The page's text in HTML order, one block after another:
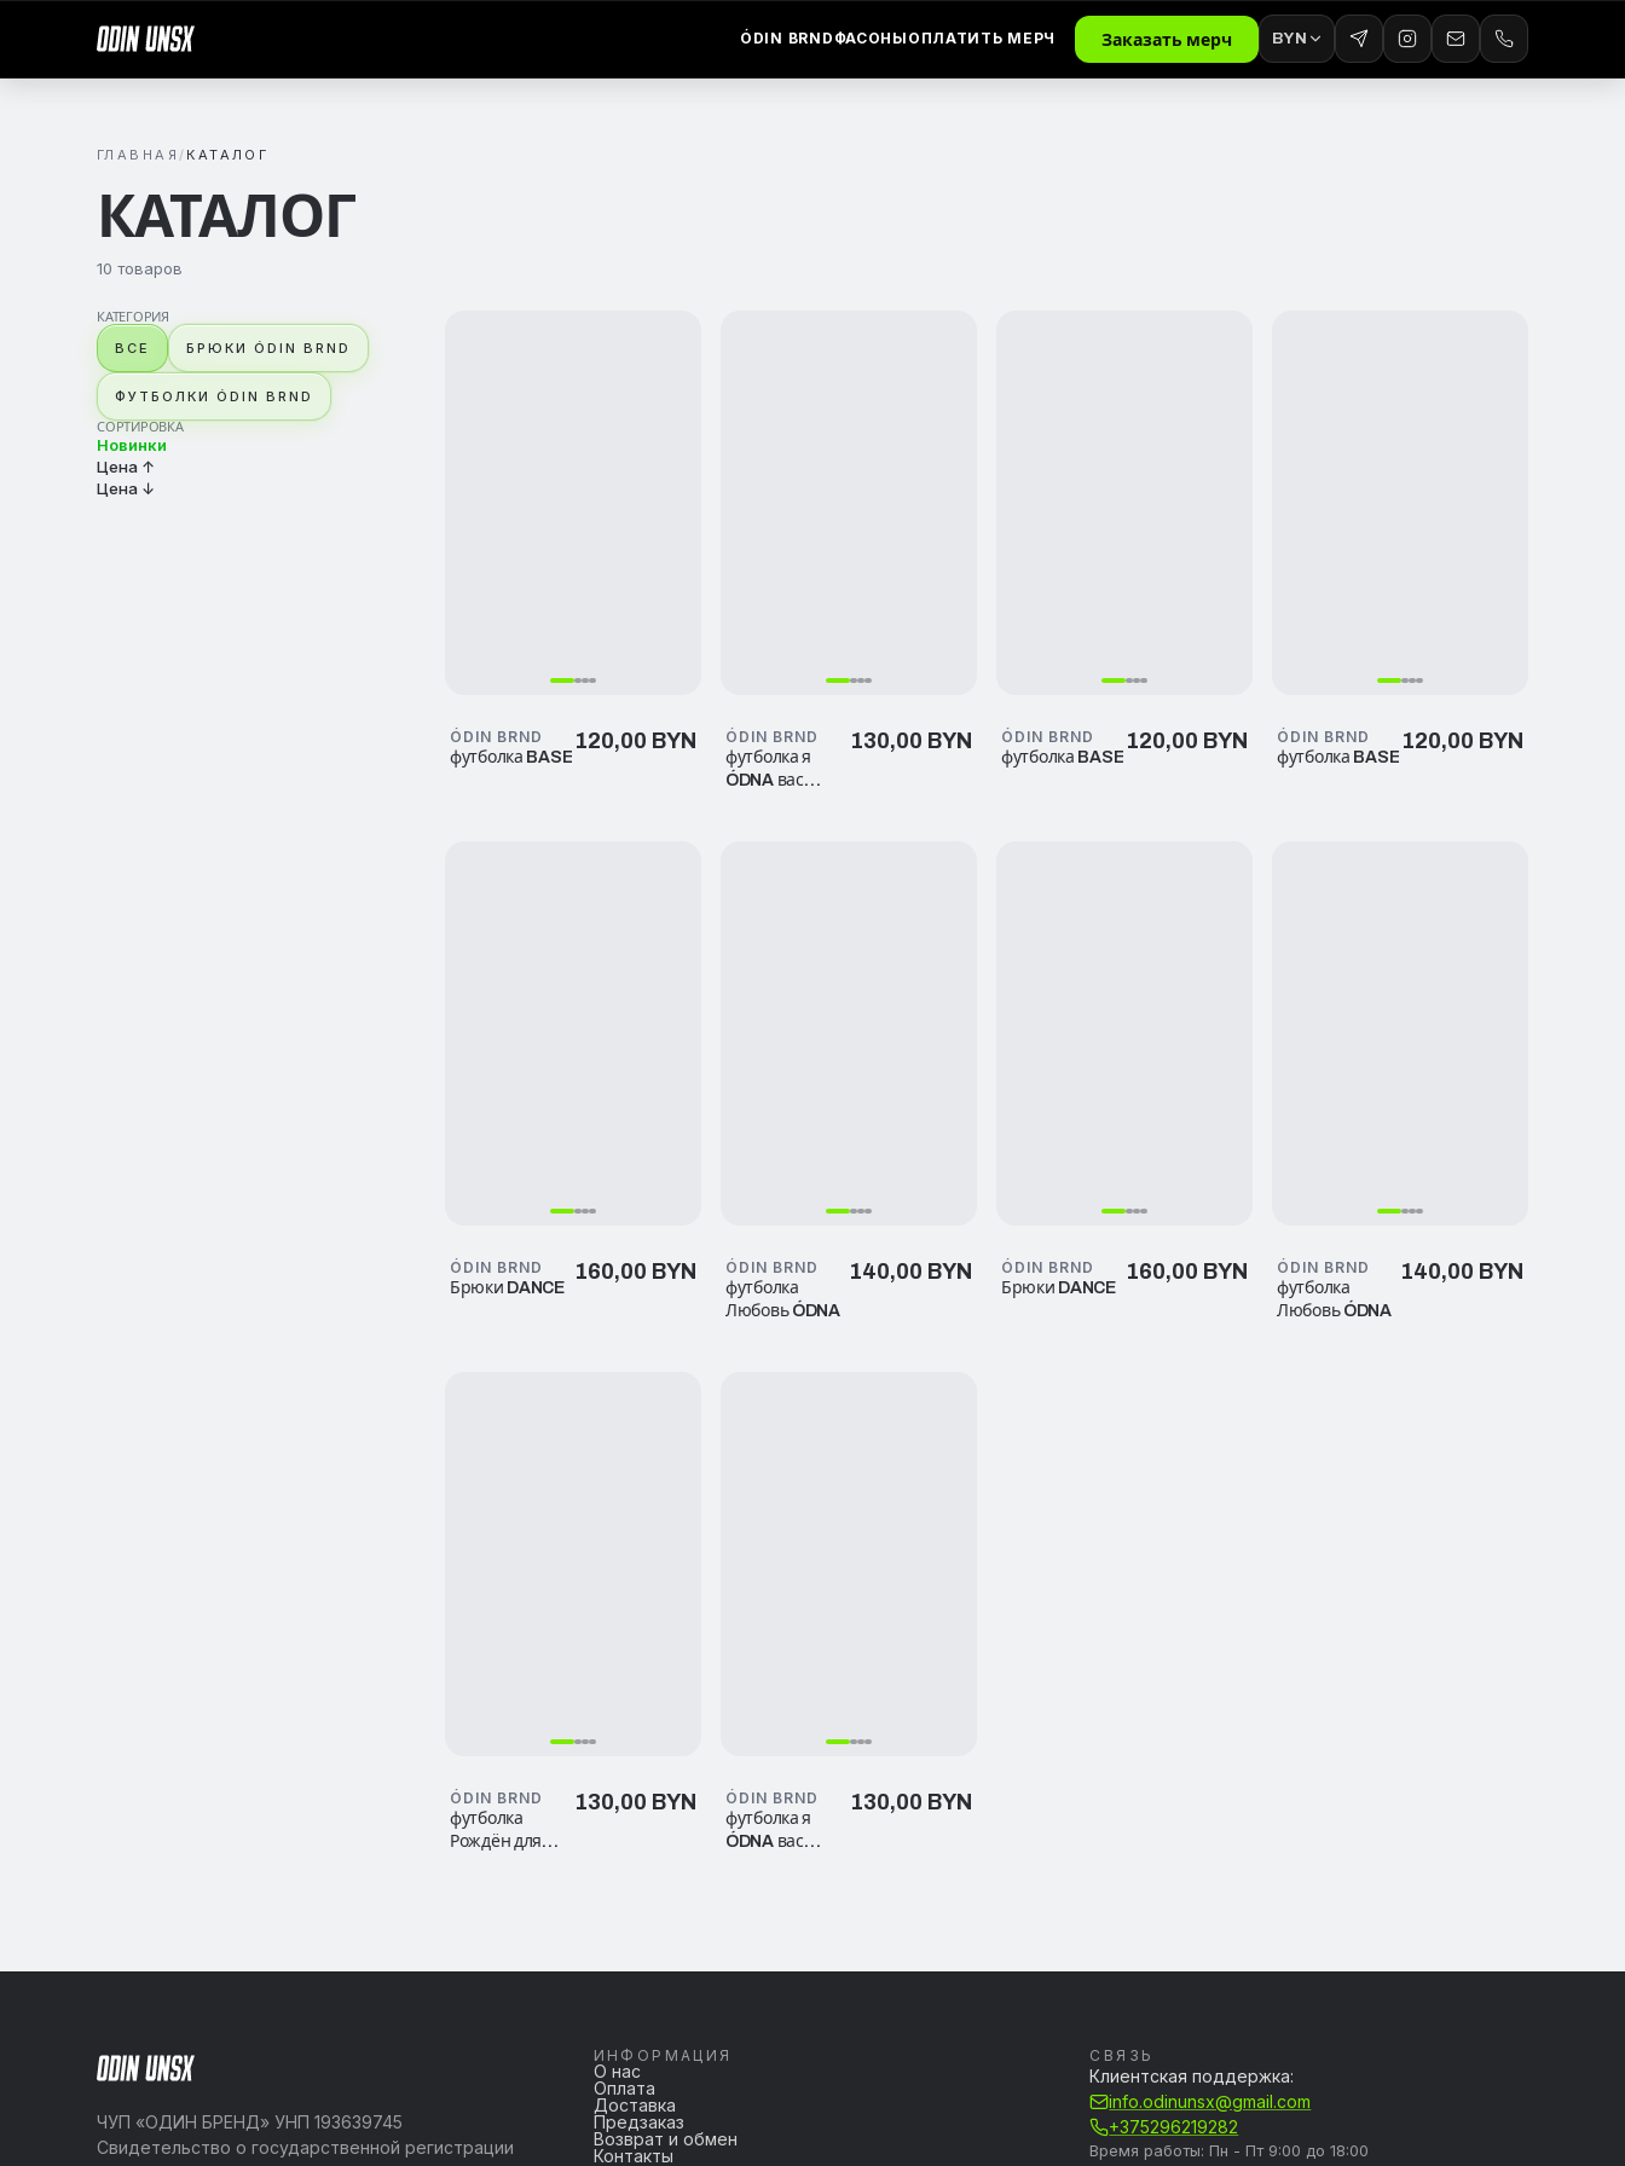
ÓDIN BRND ФАСОНЫ ОПЛАТИТЬ МЕРЧ Заказать мерч BYN
ГЛАВНАЯ КАТАЛОГ
КАТАЛОГ
10 товаров
КАТЕГОРИЯ
ВСЕ БРЮКИ ÓDIN BRND
ФУТБОЛКИ ÓDIN BRND
СОРТИРОВКА
Новинки
Цена ↑
Цена ↓
ÓDIN BRND
футболка BASE
120,00 BYN
ÓDIN BRND
футболка я
ÓDNA вас
130,00 BYN
ÓDIN BRND
футболка BASE
120,00 BYN
ÓDIN BRND
футболка BASE
120,00 BYN
ÓDIN BRND
Брюки DANCE
160,00 BYN
ÓDIN BRND
футболка
Любовь ÓDNA
140,00 BYN
ÓDIN BRND
Брюки DANCE
160,00 BYN
ÓDIN BRND
футболка
Любовь ÓDNA
140,00 BYN
ÓDIN BRND
футболка
Рождён для
130,00 BYN
ÓDIN BRND
футболка я
ÓDNA вас
130,00 BYN
ЧУП «ОДИН БРЕНД» УНП 193639745
Свидетельство о государственной регистрации
ИНФОРМАЦИЯ
О нас
Оплата
Доставка
Предзаказ
Возврат и обмен
Контакты
СВЯЗЬ
Клиентская поддержка:
info.odinunsx@gmail.com
+375296219282
Время работы: Пн - Пт 9:00 до 18:00